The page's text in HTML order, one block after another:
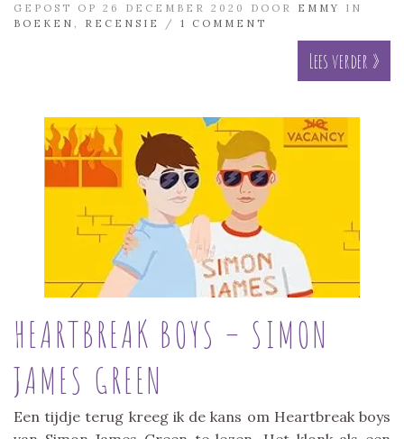
GEPOST OP 26 DECEMBER 2020 DOOR EMMY
IN
BOEKEN
RECENSIE / 1 COMMENT
Lees verder »
HEARTBREAK BOYS – SIMON
JAMES GREEN
Een tijdje terug kreeg ik de kans om Heartbreak boys